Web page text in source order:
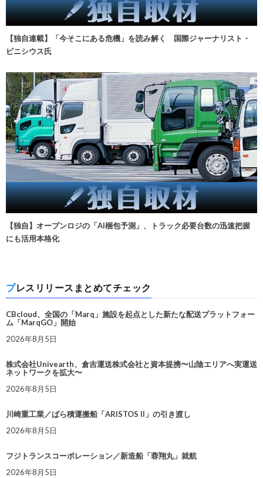
【独自連載】「今そこにある危機」を読み解く 国際ジャーナリスト・
ビニシウス氏
【独自】オープンロジの「AI梱包予測」、トラック必要台数の迅速把握
にも活用本格化
プレスリリースまとめてチェック
CBcloud、全国の「Marq」施設を起点とした新たな配送プラットフォー
ム「MarqGO」開始
2026年8月5日
株式会社Univearth、倉吉運送株式会社と資本提携〜山陰エリアへ実運送
ネットワークを拡大〜
2026年8月5日
川崎重工業／ばら積運搬船「ARISTOS II」の引き渡し
2026年8月5日
フジトランスコーポレーション／新造船「蓉翔丸」就航
2026年8月5日